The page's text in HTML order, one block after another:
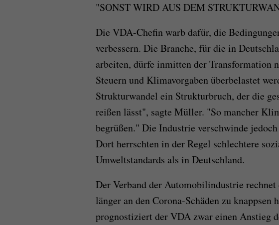
"SONST WIRD AUS DEM
Die VDA-Chefin warb dafür, die
verbessern. Die Branche, für die in
arbeiten, dürfe inmitten der Transformation
Steuern und Klimavorgaben überbelastet
Strukturwandel ein Strukturbruch, der die
reißen lässt", sagte Müller. "So mancher
begrüßen." Die Industrie verschwinde
Dort herrschten in der Regel schlechtere
Umweltstandards als in Deutschland.
Der Verband der Automobilindustrie
länger an den Corona-Schäden zu knappsen
prognostiziert der VDA zwar einen Anstieg